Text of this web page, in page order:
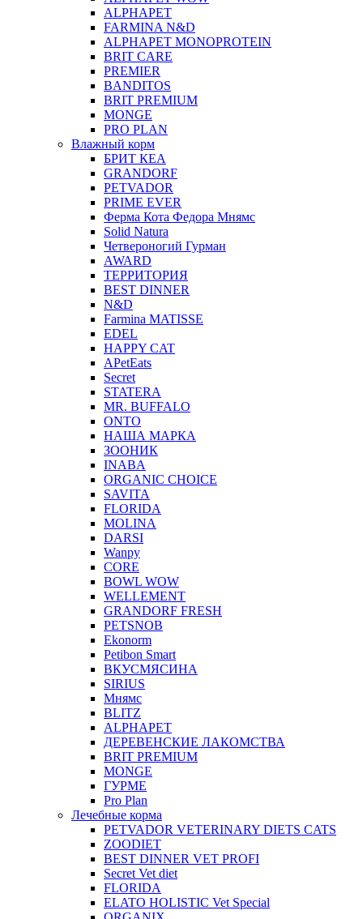
ALPHAPET
FARMINA N&D
ALPHAPET MONOPROTEIN
BRIT CARE
PREMIER
BANDITOS
BRIT PREMIUM
MONGE
PRO PLAN
Влажный корм
БРИТ КЕА
GRANDORF
PETVADOR
PRIME EVER
Ферма Кота Федора Мнямс
Solid Natura
Четвероногий Гурман
AWARD
ТЕРРИТОРИЯ
BEST DINNER
N&D
Farmina MATISSE
EDEL
HAPPY CAT
APetEats
Secret
STATERA
MR. BUFFALO
ONTO
НАША МАРКА
ЗООНИК
INABA
ORGANIC CHOICE
SAVITA
FLORIDA
MOLINA
DARSI
Wanpy
CORE
BOWL WOW
WELLEMENT
GRANDORF FRESH
PETSNOB
Ekonorm
Petibon Smart
ВКУСМЯСИНА
SIRIUS
Мнямс
BLITZ
ALPHAPET
ДЕРЕВЕНСКИЕ ЛАКОМСТВА
BRIT PREMIUM
MONGE
ГУРМЕ
Pro Plan
Лечебные корма
PETVADOR VETERINARY DIETS CATS
ZOODIET
BEST DINNER VET PROFI
Secret Vet diet
FLORIDA
ELATO HOLISTIC Vet Special